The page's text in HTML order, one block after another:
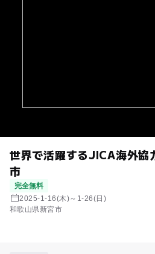
世界で活躍するJICA海外協
市
完全無料
2025-1-16(木)～1-26(日)
和歌山県新宮市